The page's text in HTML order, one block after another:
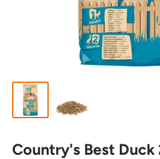
Country's Best Duck